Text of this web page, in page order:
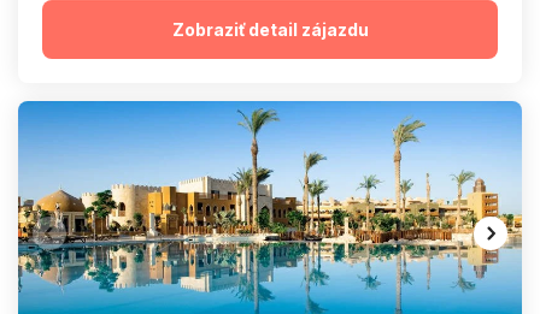
Zobraziť detail zájazdu